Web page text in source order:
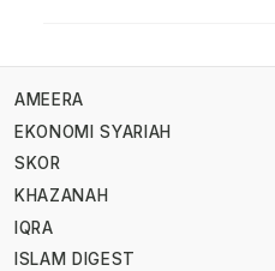
AMEERA
EKONOMI SYARIAH
SKOR
KHAZANAH
IQRA
ISLAM DIGEST